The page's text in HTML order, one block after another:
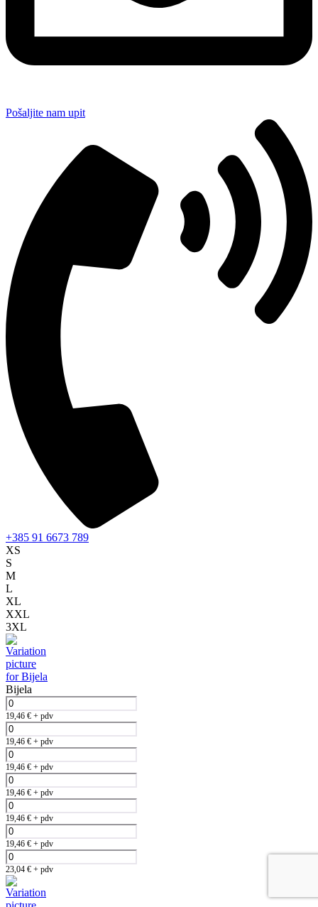
Pošaljite nam upit
+385 91 6673 789
XS
S
M
L
XL
XXL
3XL
Bijela
19,46 € + pdv
19,46 € + pdv
19,46 € + pdv
19,46 € + pdv
19,46 € + pdv
19,46 € + pdv
23,04 € + pdv